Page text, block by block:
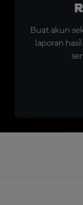
Buat akun
laporan